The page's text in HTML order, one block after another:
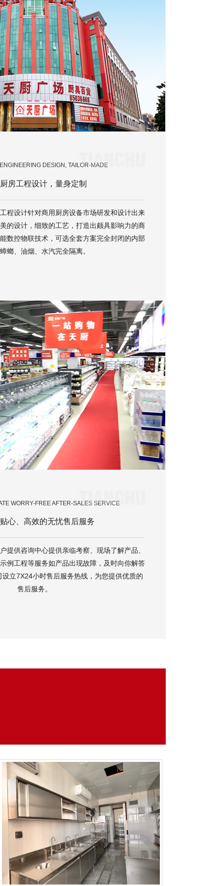
DESIGN, TAILOR-MADE
房工程设计，量身定制
程设计针对商用厨房设备市场研发和设计出来
的设计，细致的工艺，打造出颇具影响力的商
数控物联技术，可选全套方案完全封闭的内部
螂、油烟、水汽完全隔离。
WORRY-FREE AFTER-SALES SERVICE
心、高效的无忧售后服务
提供咨询中心提供亲临考察、现场了解产品、
例工程等服务如产品出现故障，及时向你解答
立7X24小时售后服务热线，为您提供优质的
售后服务。